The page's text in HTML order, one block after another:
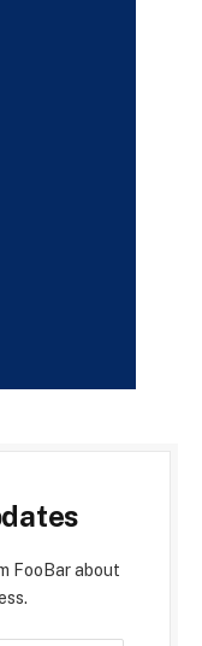
FooBar about